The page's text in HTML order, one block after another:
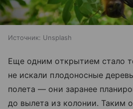
Источник: Unsplash
Еще одним открытием стало
не искали плодоносные
полета — они заранее
до вылета из колонии. Таким